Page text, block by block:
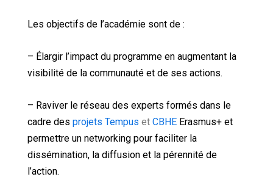
Les objectifs de l’académie sont de :
– Élargir l’impact du programme en augmentant la
visibilité de la communauté et de ses actions.
– Raviver le réseau des experts formés dans le
cadre des projets Tempus et CBHE Erasmus+ et
permettre un networking pour faciliter la
dissémination, la diffusion et la pérennité de
l’action.